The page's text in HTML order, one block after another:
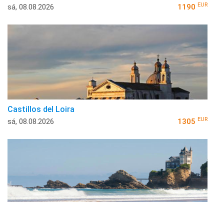
sá, 08.08.2026 1190 EUR
Castillos del Loira
sá, 08.08.2026 1305 EUR